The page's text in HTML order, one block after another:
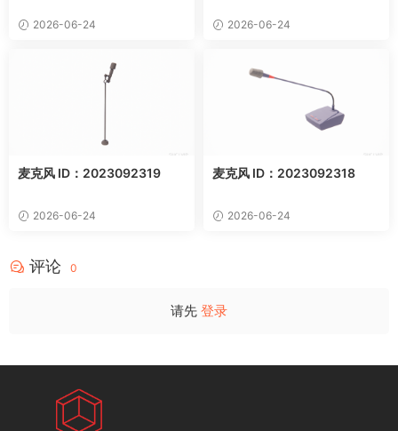
2026-06-24 2026-06-24
麦克风 ID：2023092319
2026-06-24
麦克风 ID：2023092318
2026-06-24
评论 0
请先 登录